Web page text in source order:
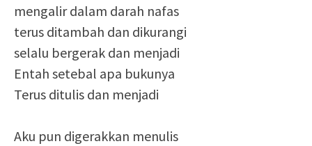
mengalir dalam darah nafas
terus ditambah dan dikurangi
selalu bergerak dan menjadi
Entah setebal apa bukunya
Terus ditulis dan menjadi
Aku pun digerakkan menulis